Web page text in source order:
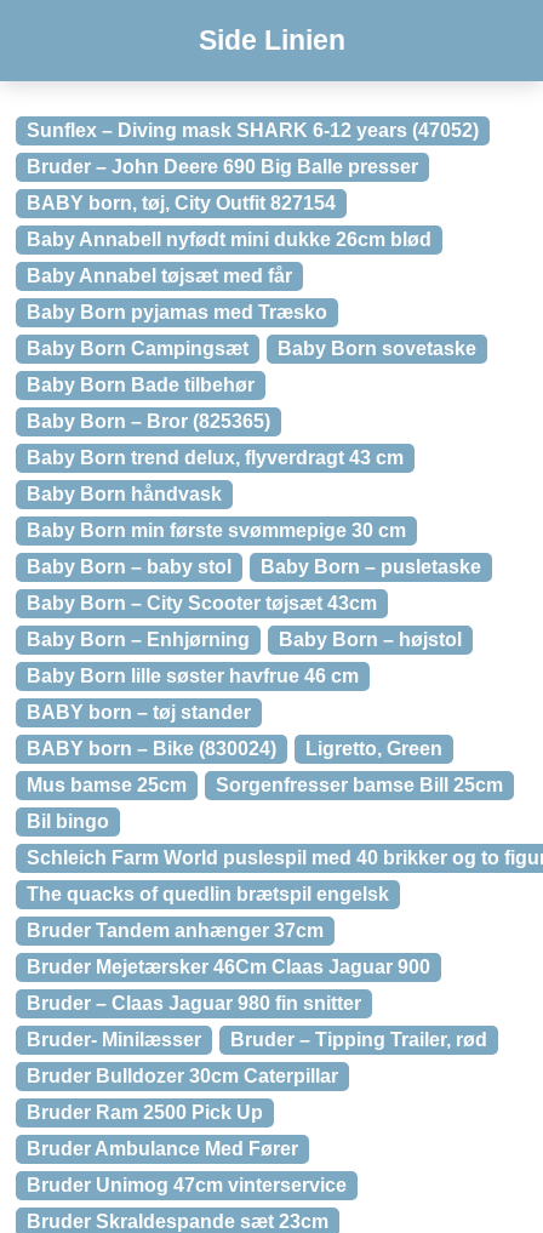
Side Linien
Sunflex – Diving mask SHARK 6-12 years (47052)
Bruder – John Deere 690 Big Balle presser
BABY born, tøj, City Outfit 827154
Baby Annabell nyfødt mini dukke 26cm blød
Baby Annabel tøjsæt med får
Baby Born pyjamas med Træsko
Baby Born Campingsæt
Baby Born sovetaske
Baby Born Bade tilbehør
Baby Born – Bror (825365)
Baby Born trend delux, flyverdragt 43 cm
Baby Born håndvask
Baby Born min første svømmepige 30 cm
Baby Born – baby stol
Baby Born – pusletaske
Baby Born – City Scooter tøjsæt 43cm
Baby Born – Enhjørning
Baby Born – højstol
Baby Born lille søster havfrue 46 cm
BABY born – tøj stander
BABY born – Bike (830024)
Ligretto, Green
Mus bamse 25cm
Sorgenfresser bamse Bill 25cm
Bil bingo
Schleich Farm World puslespil med 40 brikker og to
The quacks of quedlin brætspil engelsk
Bruder Tandem anhænger 37cm
Bruder Mejetærsker 46Cm Claas Jaguar 900
Bruder – Claas Jaguar 980 fin snitter
Bruder- Minilæsser
Bruder – Tipping Trailer, rød
Bruder Bulldozer 30cm Caterpillar
Bruder Ram 2500 Pick Up
Bruder Ambulance Med Fører
Bruder Unimog 47cm vinterservice
Bruder Skraldespande sæt 23cm